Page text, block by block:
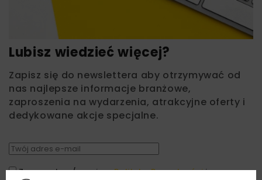
Lubisz wiedzieć więcej?
Zapisz się do newslettera aby otrzymywać od
nas najlepsze informacje branżowe,
zaproszenia na wydarzenia, atrakcyjne oferty i
dedykowane akcje specjalne.
Zapoznałam/em się zPolityką Prywatnościi